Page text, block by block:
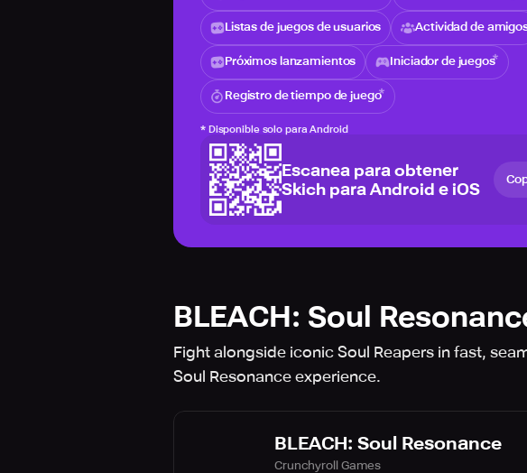
Listas de juegos de usuarios Actividad de
Próximos lanzamientos Iniciador de juegos
Registro de tiempo de juego
* Disponible solo para Android
Escanea para obtener
Skich para Android e iOS
BLEACH: Soul
Fight alongside iconic Soul Reapers in fast,
Soul Resonance experience.
BLEACH: Soul Resonance
Crunchyroll Games